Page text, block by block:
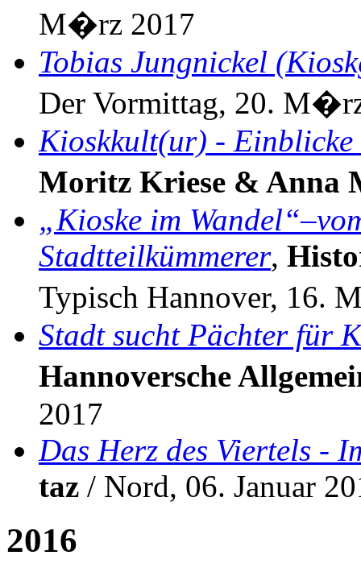
M�rz 2017
Tobias Jungnickel
Der Vormittag, 20.
Kioskkult(ur) - Einblicke
Moritz Kriese & Anna
„Kioske im
Stadtteilkümmerer,
Typisch Hannover, 16.
Stadt sucht Pächter für
Hannoversche
2017
Das Herz des Viertels -
taz / Nord, 06. Januar
2016